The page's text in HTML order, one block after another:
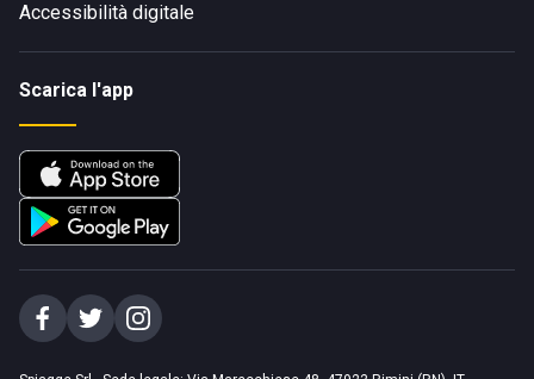
Accessibilità digitale
Scarica l'app